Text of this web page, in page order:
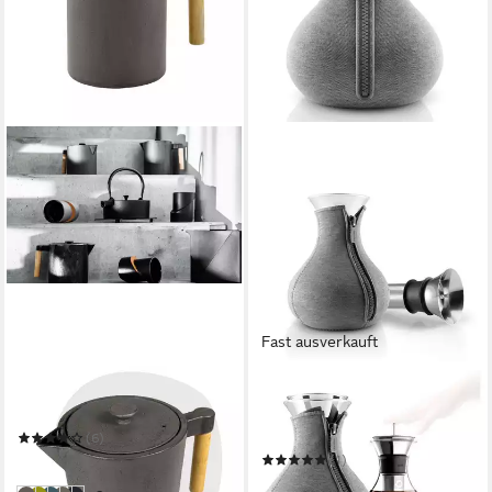
JA-UNENDLICH
Teekanne Kohi
(6)
82,00 €
in 2-3 Werktagen bei dir
Fast ausverkauft
Teebereiter Dark Grey
Woven
(1)
ab 77,00 € UVP 89,95 €